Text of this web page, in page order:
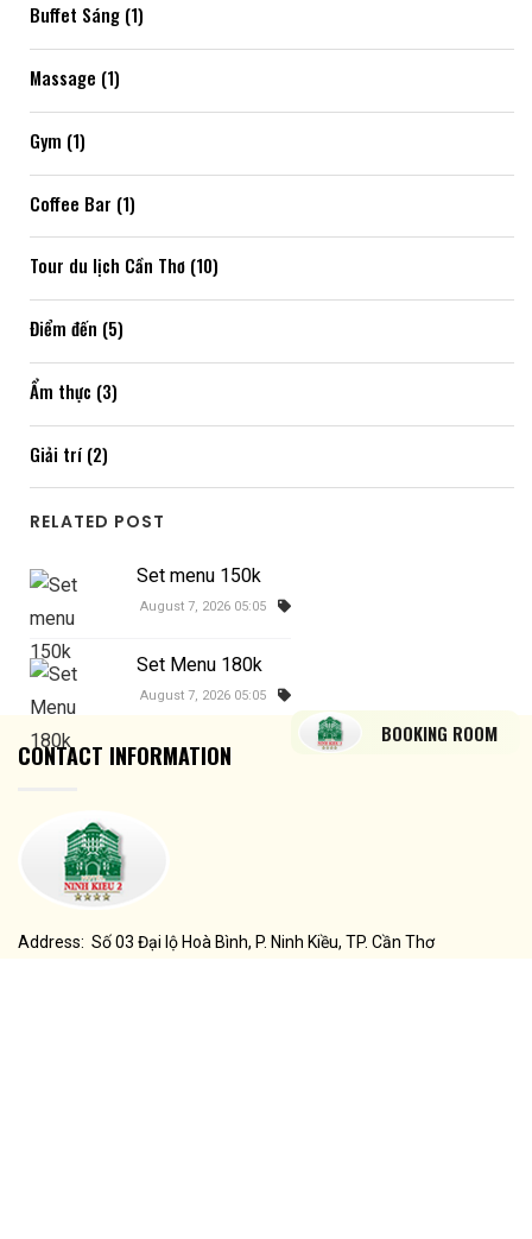
Buffet Sáng (1)
Massage (1)
Gym (1)
Coffee Bar (1)
Tour du lịch Cần Thơ (10)
Điểm đến (5)
Ẩm thực (3)
Giải trí (2)
RELATED POST
Set menu 150k
August 7, 2026 05:05
Set Menu 180k
August 7, 2026 05:05
BOOKING ROOM
CONTACT INFORMATION
Address: Số 03 Đại lộ Hoà Bình, P. Ninh Kiều, TP. Cần Thơ